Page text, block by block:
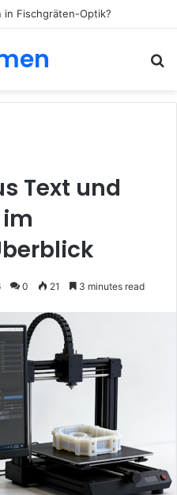
in Fischgräten-Optik?
Text und
0 21 3 minutes read